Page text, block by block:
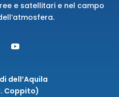
e satellitari e nel campo
dell’Aquila
Coppito)